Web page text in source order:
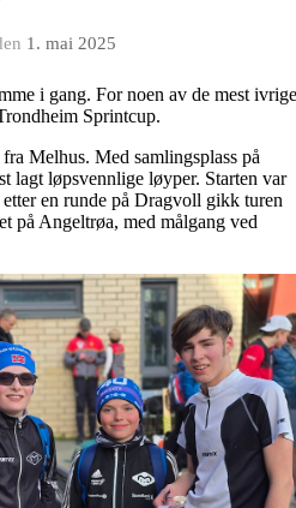
1. mai 2025
i gang. For noen av de mest ivrige
Sprintcup.
Melhus. Med samlingsplass på
lagt løpsvennlige løyper. Starten var
en runde på Dragvoll gikk turen
på Angeltrøa, med målgang ved